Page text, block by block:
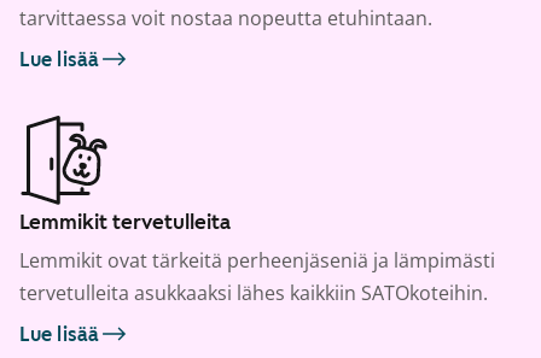
tarvittaessa voit nostaa nopeutta etuhintaan.
Lue lisää
Lemmikit tervetulleita
Lemmikit ovat tärkeitä perheenjäseniä ja lämpimästi
tervetulleita asukkaaksi lähes kaikkiin SATOkoteihin.
Lue lisää